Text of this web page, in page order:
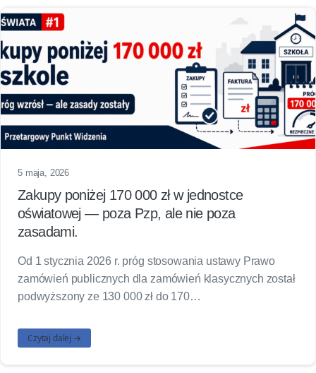
5 maja, 2026
Zakupy poniżej 170 000 zł w jednostce
oświatowej — poza Pzp, ale nie poza
zasadami.
Od 1 stycznia 2026 r. próg stosowania ustawy Prawo
zamówień publicznych dla zamówień klasycznych został
podwyższony ze 130 000 zł do 170…
Czytaj dalej →